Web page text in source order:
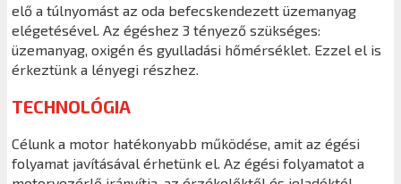
elő a túlnyomást az oda befecskendezett üzemanyag
elégetésével. Az égéshez 3 tényező szükséges:
üzemanyag, oxigén és gyulladási hőmérséklet. Ezzel el is
érkeztünk a lényegi részhez.
TECHNOLÓGIA
Célunk a motor hatékonyabb működése, amit az égési
folyamat javításával érhetünk el. Az égési folyamatot a